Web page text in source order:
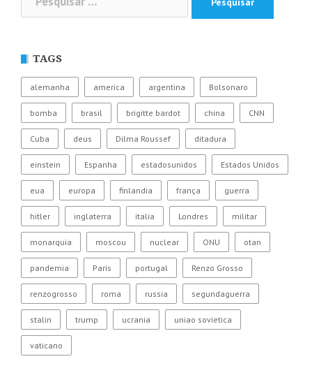
por:
TAGS
alemanha america argentina Bolsonaro
bomba brasil brigitte bardot china CNN
Cuba deus Dilma Roussef ditadura
einstein Espanha estadosunidos Estados Unidos
eua europa finlandia frança guerra
hitler inglaterra italia Londres militar
monarquia moscou nuclear ONU otan
pandemia Paris portugal Renzo Grosso
renzogrosso roma russia segundaguerra
stalin trump ucrania uniao sovietica
vaticano